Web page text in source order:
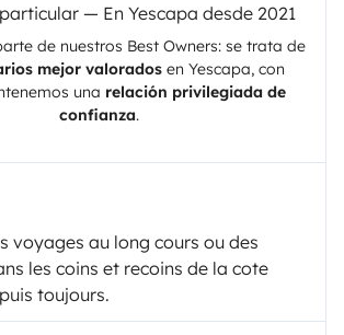
— En Yescapa desde 2021
de nuestros Best Owners: se trata de
mejor valoradosen Yescapa, con
una relación privilegiada de
confianza.
voyages au long cours ou des
les coins et recoins de la cote
toujours.